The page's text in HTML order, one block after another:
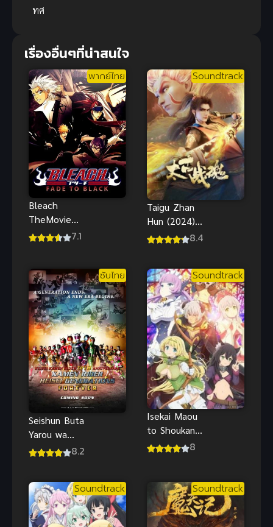
ทศ
เรื่องอื่นๆที่น่าสนใจ
พากย์ไทย
Bleach
TheMovie
บลีช เทพ
ผู้สิ้นสูญ พากย์
ไทย
7.1
Soundtrack
Taigu Zhan
Hun (2024)
จิตวิญญาณ8.4
ซับไทย
Seishun Buta
Yarou wa
Yumemiru
Minai เรื่องฝัน
ปั่นป่วนของ
ผมกับรุ่นพี่บัน
8.2
Soundtrack
Isekai Maou
to Shoukan
Shoujo no
จอมมารต่าง
โลกกับบริวาร
สาวนักอัญเชิญ
8
Soundtrack Soundtrack